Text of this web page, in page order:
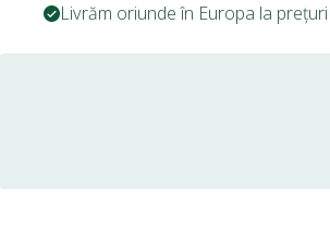
Livrăm oriunde în Europa la